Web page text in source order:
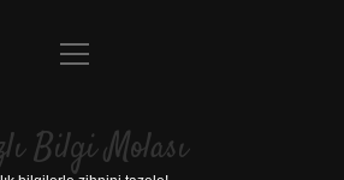
Anasayfa
Yasal Uyarı
menüyü
Bilgi Molası